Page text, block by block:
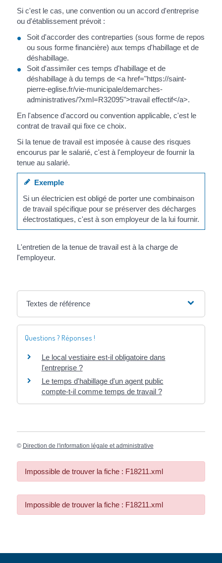
Si c'est le cas, une convention ou un accord d'entreprise
ou d'établissement prévoit :
Soit d'accorder des contreparties (sous forme de repos
ou sous forme financière) aux temps d'habillage et de
déshabillage.
Soit d'assimiler ces temps d'habillage et de
déshabillage à du temps de <a href="https://saint-
pierre-eglise.fr/vie-municipale/demarches-
administratives/?xml=R32095">travail effectif</a>.
En l'absence d'accord ou convention applicable, c'est le
contrat de travail qui fixe ce choix.
Si la tenue de travail est imposée à cause des risques
encourus par le salarié, c'est à l'employeur de fournir la
tenue au salarié.
Exemple
Si un électricien est obligé de porter une combinaison
de travail spécifique pour se préserver des décharges
électrostatiques, c'est à son employeur de la lui fournir.
L'entretien de la tenue de travail est à la charge de
l'employeur.
Textes de référence
Questions ? Réponses !
Le local vestiaire est-il obligatoire dans
l'entreprise ?
Le temps d'habillage d'un agent public
compte-t-il comme temps de travail ?
© Direction de l'information légale et administrative
Impossible de trouver la fiche : F18211.xml
Impossible de trouver la fiche : F18211.xml